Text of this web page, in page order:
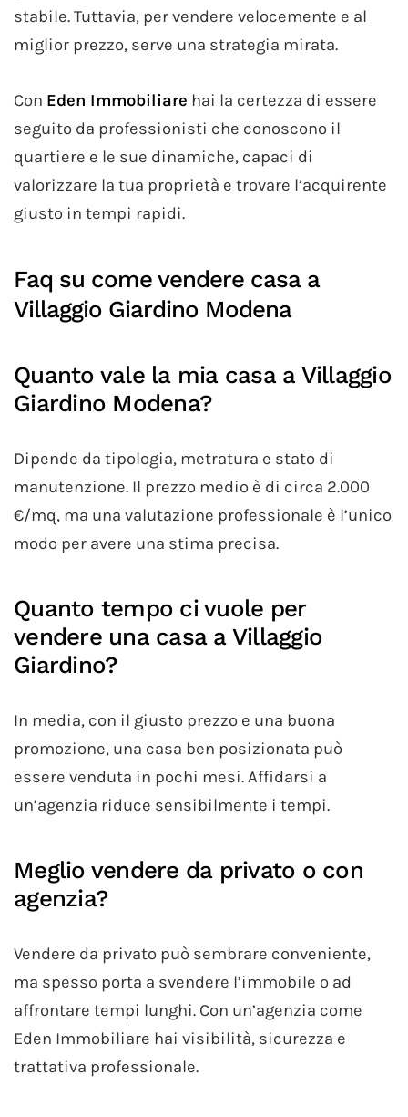
stabile. Tuttavia, per vendere velocemente e al
miglior prezzo, serve una strategia mirata.
Con Eden Immobiliare hai la certezza di essere
seguito da professionisti che conoscono il
quartiere e le sue dinamiche, capaci di
valorizzare la tua proprietà e trovare l’acquirente
giusto in tempi rapidi.
Faq su come vendere casa a
Villaggio Giardino Modena
Quanto vale la mia casa a Villaggio
Giardino Modena?
Dipende da tipologia, metratura e stato di
manutenzione. Il prezzo medio è di circa 2.000
€/mq, ma una valutazione professionale è l’unico
modo per avere una stima precisa.
Quanto tempo ci vuole per
vendere una casa a Villaggio
Giardino?
In media, con il giusto prezzo e una buona
promozione, una casa ben posizionata può
essere venduta in pochi mesi. Affidarsi a
un’agenzia riduce sensibilmente i tempi.
Meglio vendere da privato o con
agenzia?
Vendere da privato può sembrare conveniente,
ma spesso porta a svendere l’immobile o ad
affrontare tempi lunghi. Con un’agenzia come
Eden Immobiliare hai visibilità, sicurezza e
trattativa professionale.